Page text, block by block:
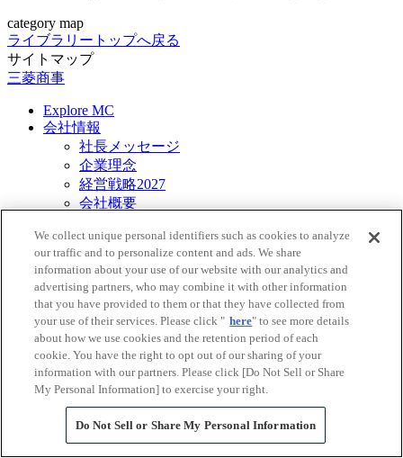
category map
ライブラリートップへ戻る
サイトマップ
三菱商事
Explore MC
会社情報
社長メッセージ
企業理念
経営戦略2027
会社概要
役員紹介
グローバルネットワーク
（国・地域）
沿革
ガバナンス
会社案内
広告ライブラリー
三菱商事本店アクセス
事業紹介
プロジェクト事例
ニュース
ニュースリリース
We collect unique personal identifiers such as cookies to analyze
our traffic and to personalize content and ads. We share
information about your use of our website with our analytics and
advertising partners, who may combine it with other information
that you have provided to them or that they have collected from
your use of their services. Please click " here" to see more details
about how we use cookies and the retention period of each
cookie. You have the right to opt out of our sharing of your
information with our partners. Please click [Do Not Sell or Share
My Personal Information] to exercise your right.
Do Not Sell or Share My Personal Information